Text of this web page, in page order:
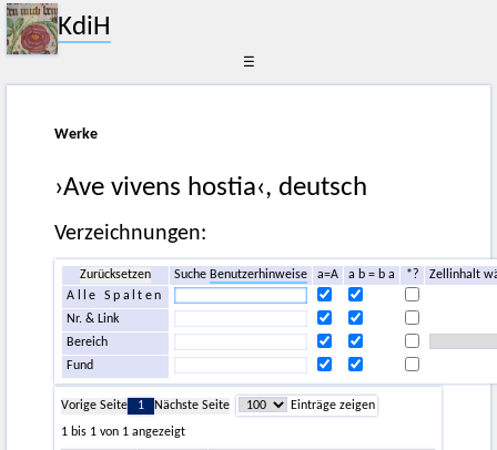
KdiH
☰
Werke
›Ave vivens hostia‹, deutsch
Verzeichnungen:
Zurücksetzen SucheBenutzerhinweise a=A a b = b a *?
Zellinhalt
Alle Spalten
Nr. & Link
Bereich
Fund
Vorige Seite 1 Nächste Seite
Einträge zeigen
1 bis 1 von 1 angezeigt